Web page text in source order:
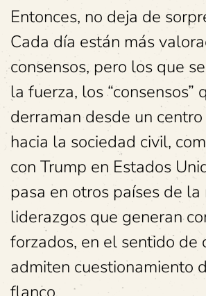
Entonces, no deja de
Cada día están más
consensos, pero los que
la fuerza, los “consensos”
derraman desde un
hacia la sociedad civil,
con Trump en Estados
pasa en otros países de la
liderazgos que generan
forzados, en el sentido de
admiten cuestionamiento